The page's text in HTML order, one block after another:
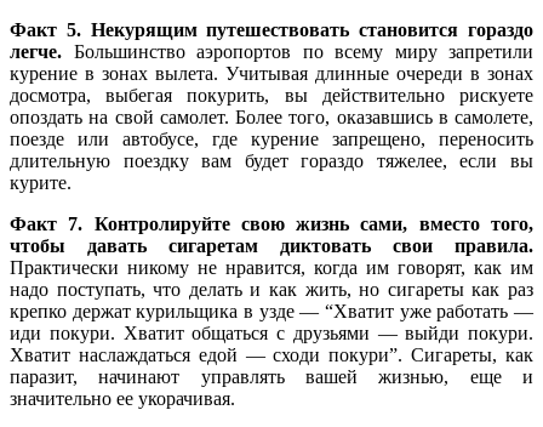
Факт 5. Некурящим путешествовать становится гораздо
легче. Большинство аэропортов по всему миру запретили
курение в зонах вылета. Учитывая длинные очереди в зонах
досмотра, выбегая покурить, вы действительно рискуете
опоздать на свой самолет. Более того, оказавшись в самолете,
поезде или автобусе, где курение запрещено, переносить
длительную поездку вам будет гораздо тяжелее, если вы
курите.
Факт 7. Контролируйте свою жизнь сами, вместо того,
чтобы давать сигаретам диктовать свои правила.
Практически никому не нравится, когда им говорят, как им
надо поступать, что делать и как жить, но сигареты как раз
крепко держат курильщика в узде — “Хватит уже работать —
иди покури. Хватит общаться с друзьями — выйди покури.
Хватит наслаждаться едой — сходи покури”. Сигареты, как
паразит, начинают управлять вашей жизнью, еще и
значительно ее укорачивая.